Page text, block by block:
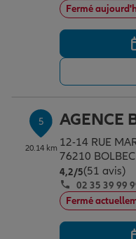
Fermé
5
20.14 km
AGENCE
12-14 RUE
76210 BOLBEC
4,2/5Note de 4.2 sur 5
(51 avis)
02 35 39 99
Fermé